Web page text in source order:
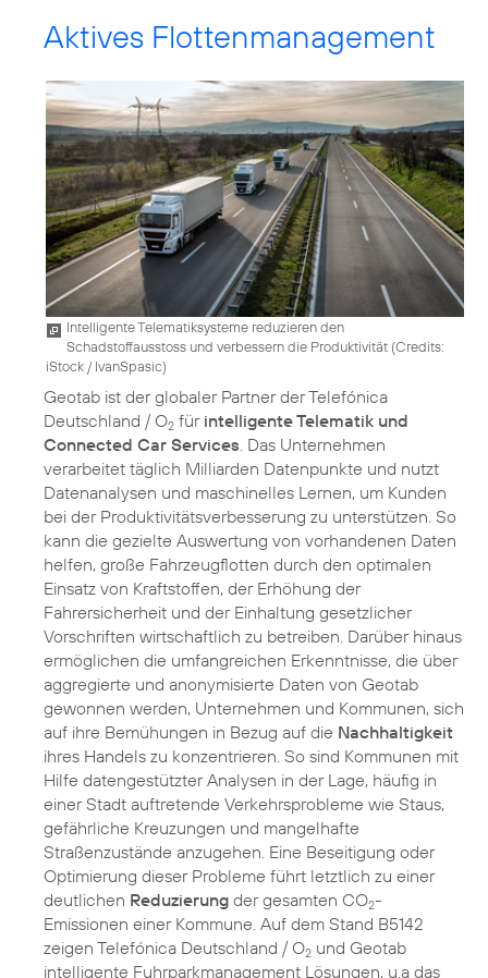
Aktives Flottenmanagement
Intelligente Telematiksysteme reduzieren den
Schadstoffausstoss und verbessern die Produktivität (Credits:
iStock / IvanSpasic)
Geotab ist der globaler Partner der Telefónica
Deutschland / O2 für intelligente Telematik und
Connected Car Services . Das Unternehmen
verarbeitet täglich Milliarden Datenpunkte und nutzt
Datenanalysen und maschinelles Lernen, um Kunden
bei der Produktivitätsverbesserung zu unterstützen. So
kann die gezielte Auswertung von vorhandenen Daten
helfen, große Fahrzeugflotten durch den optimalen
Einsatz von Kraftstoffen, der Erhöhung der
Fahrersicherheit und der Einhaltung gesetzlicher
Vorschriften wirtschaftlich zu betreiben. Darüber hinaus
ermöglichen die umfangreichen Erkenntnisse, die über
aggregierte und anonymisierte Daten von Geotab
gewonnen werden, Unternehmen und Kommunen, sich
auf ihre Bemühungen in Bezug auf die Nachhaltigkeit
ihres Handels zu konzentrieren. So sind Kommunen mit
Hilfe datengestützter Analysen in der Lage, häufig in
einer Stadt auftretende Verkehrsprobleme wie Staus,
gefährliche Kreuzungen und mangelhafte
Straßenzustände anzugehen. Eine Beseitigung oder
Optimierung dieser Probleme führt letztlich zu einer
deutlichen Reduzierung der gesamten CO2-
Emissionen einer Kommune. Auf dem Stand B5142
zeigen Telefónica Deutschland / O2 und Geotab
intelligente Fuhrparkmanagement Lösungen, u.a das